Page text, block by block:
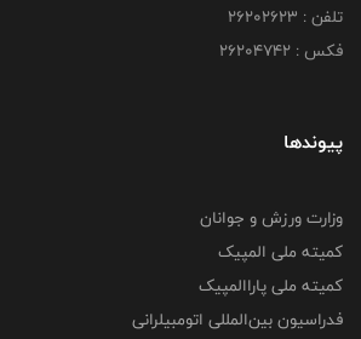
تلفن : ۲۶۲۰۲۶۲۳
فکس : ۲۶۲۰۴۷۴۲
پیوندها
وزارت ورزش و جوانان
کمیته ملی المپیک
کمیته ملی پاراالمپیک
فدراسیون بین‌المللی اتومبیلرانی